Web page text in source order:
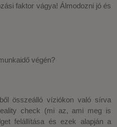
faktor vágya! Álmodozni jó és
végén?
összeálló víziókon való sírva
check (mi az, ami meg is
felállítása és ezek alapján a